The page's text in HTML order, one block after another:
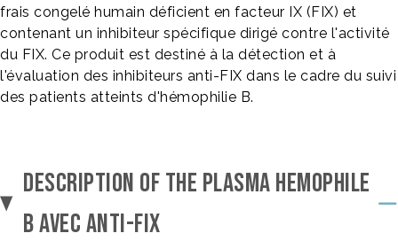
frais congelé humain déficient en facteur IX (FIX) et
contenant un inhibiteur spécifique dirigé contre l'activité
du FIX. Ce produit est destiné à la détection et à
l'évaluation des inhibiteurs anti-FIX dans le cadre du suivi
des patients atteints d'hémophilie B.
DESCRIPTION OF THE PLASMA HEMOPHILE
B AVEC ANTI-FIX